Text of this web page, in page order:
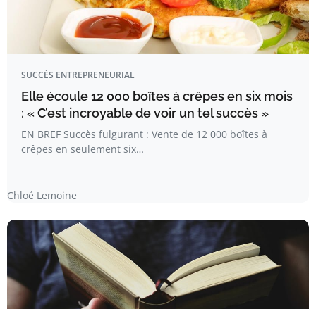
SUCCÈS ENTREPRENEURIAL
Elle écoule 12 000 boîtes à crêpes en six mois
: « C’est incroyable de voir un tel succès »
EN BREF Succès fulgurant : Vente de 12 000 boîtes à
crêpes en seulement six…
Chloé Lemoine